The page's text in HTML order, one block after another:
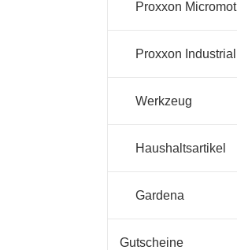
Proxxon Micromot
Proxxon Industrial
Werkzeug
Haushaltsartikel
Gardena
Gutscheine